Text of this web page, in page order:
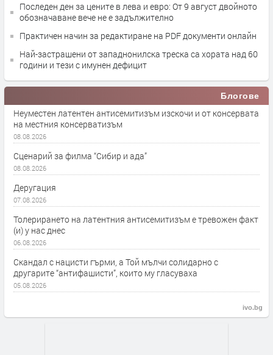
Последен ден за цените в лева и евро: От 9 август двойното
обозначаване вече не е задължително
Практичен начин за редактиране на PDF документи онлайн
Най-застрашени от западнонилска треска са хората над 60
години и тези с имунен дефицит
Блогове
Неуместен латентен антисемитизъм изскочи и от консервата
на местния консерватизъм
08.08.2026
Сценарий за филма “Сибир и ада”
08.08.2026
Деругация
07.08.2026
Толерирането на латентния антисемитизъм е тревожен факт
(и) у нас днес
06.08.2026
Скандал с нацисти гърми, а Той мълчи солидарно с
другарите “антифашисти”, които му гласуваха
05.08.2026
ivo.bg